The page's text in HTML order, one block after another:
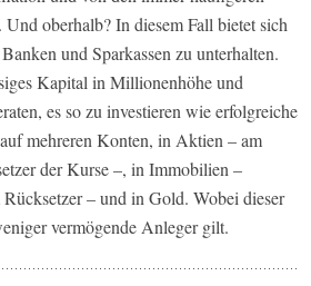
oberhalb? In diesem Fall bietet sich
und Sparkassen zu unterhalten.
Kapital in Millionenhöhe und
es so zu investieren wie erfolgreiche
mehreren Konten, in Aktien – am
der Kurse –, in Immobilien –
– und in Gold. Wobei dieser
vermögende Anleger gilt.